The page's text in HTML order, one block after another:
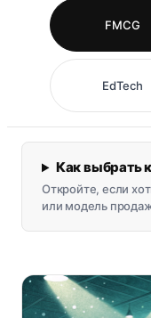
FMCG
EdTech
Как выбрать
Откройте, если
или модель